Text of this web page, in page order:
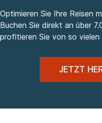
Optimieren Sie Ihre Reisen
Buchen Sie direkt an über
profitieren Sie von so vielen
JETZT